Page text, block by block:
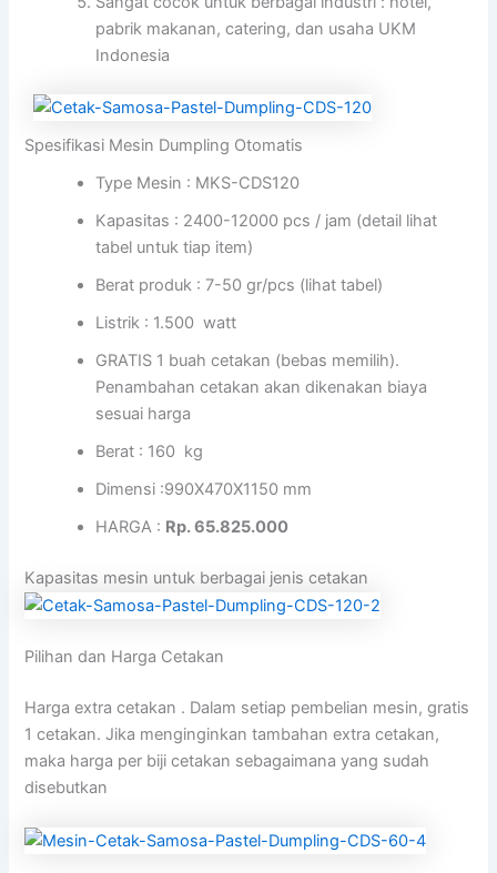
pabrik makanan, catering, dan usaha UKM
Indonesia
Spesifikasi Mesin Dumpling Otomatis
Type Mesin : MKS-CDS120
Kapasitas : 2400-12000 pcs / jam (detail lihat
tabel untuk tiap item)
Berat produk : 7-50 gr/pcs (lihat tabel)
Listrik : 1.500 watt
GRATIS 1 buah cetakan (bebas memilih).
Penambahan cetakan akan dikenakan biaya
sesuai harga
Berat : 160 kg
Dimensi :990X470X1150 mm
HARGA : Rp. 65.825.000
Kapasitas mesin untuk berbagai jenis cetakan
Pilihan dan Harga Cetakan
Harga extra cetakan . Dalam setiap pembelian mesin, gratis
1 cetakan. Jika menginginkan tambahan extra cetakan,
maka harga per biji cetakan sebagaimana yang sudah
disebutkan